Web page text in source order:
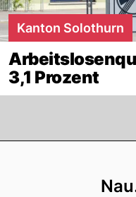
Kanton Solothurn
3,1 Prozent